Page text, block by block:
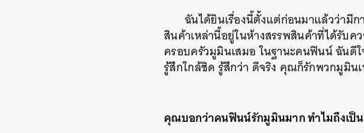
ฉันได้ยินเรื่องนี้ตั้งแต่ก่อนมาแล้วว่ามี
สินค้าเหล่านี้อยู่ในห้างสรรพสินค้าที่ได้รับ
ครอบครัวมูมินเสมอ ในฐานะคนฟินน์ ฉันดี
รู้สึกใกล้ชิด รู้สึกว่า ดีจริง คุณก็รักพวกมูมิน
คุณบอกว่าคนฟินน์รักมูมินมาก ทำไมถึงเป็